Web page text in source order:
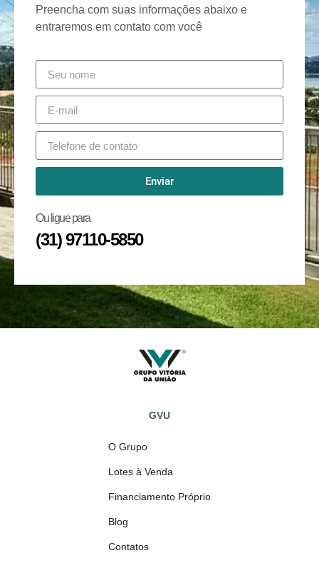
Preencha com suas informações abaixo e
entraremos em contato com você
Enviar
Ou ligue para
(31) 97110-5850
GVU
O Grupo
Lotes à Venda
Financiamento Próprio
Blog
Contatos